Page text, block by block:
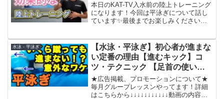
本日のKAT-TV入水前の陸上トレーニング
になります！今回は平泳ぎについて話し
ています✨最後までお楽しみください🐸
始めました！是非友達登録してくださ...
水泳 - 平泳ぎ
【水泳・平泳ぎ】初心者が進まな
い定番の理由【進むキック】コ
ツ・テクニック 【足首の使い
方】
★広告掲載、プロモーションについて★
毎月グループレッスンやってます！詳細
はこちらから↓↓↓↓↓↓↓↓↓↓↓動画の内容を